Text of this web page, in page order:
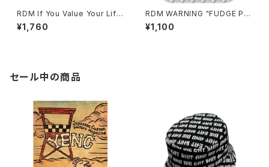
RDM If You Value Your Life
Glitter
¥1,760
RDM WARNING "FUDGE PO
PO" Sticker
¥1,100
セール中の商品